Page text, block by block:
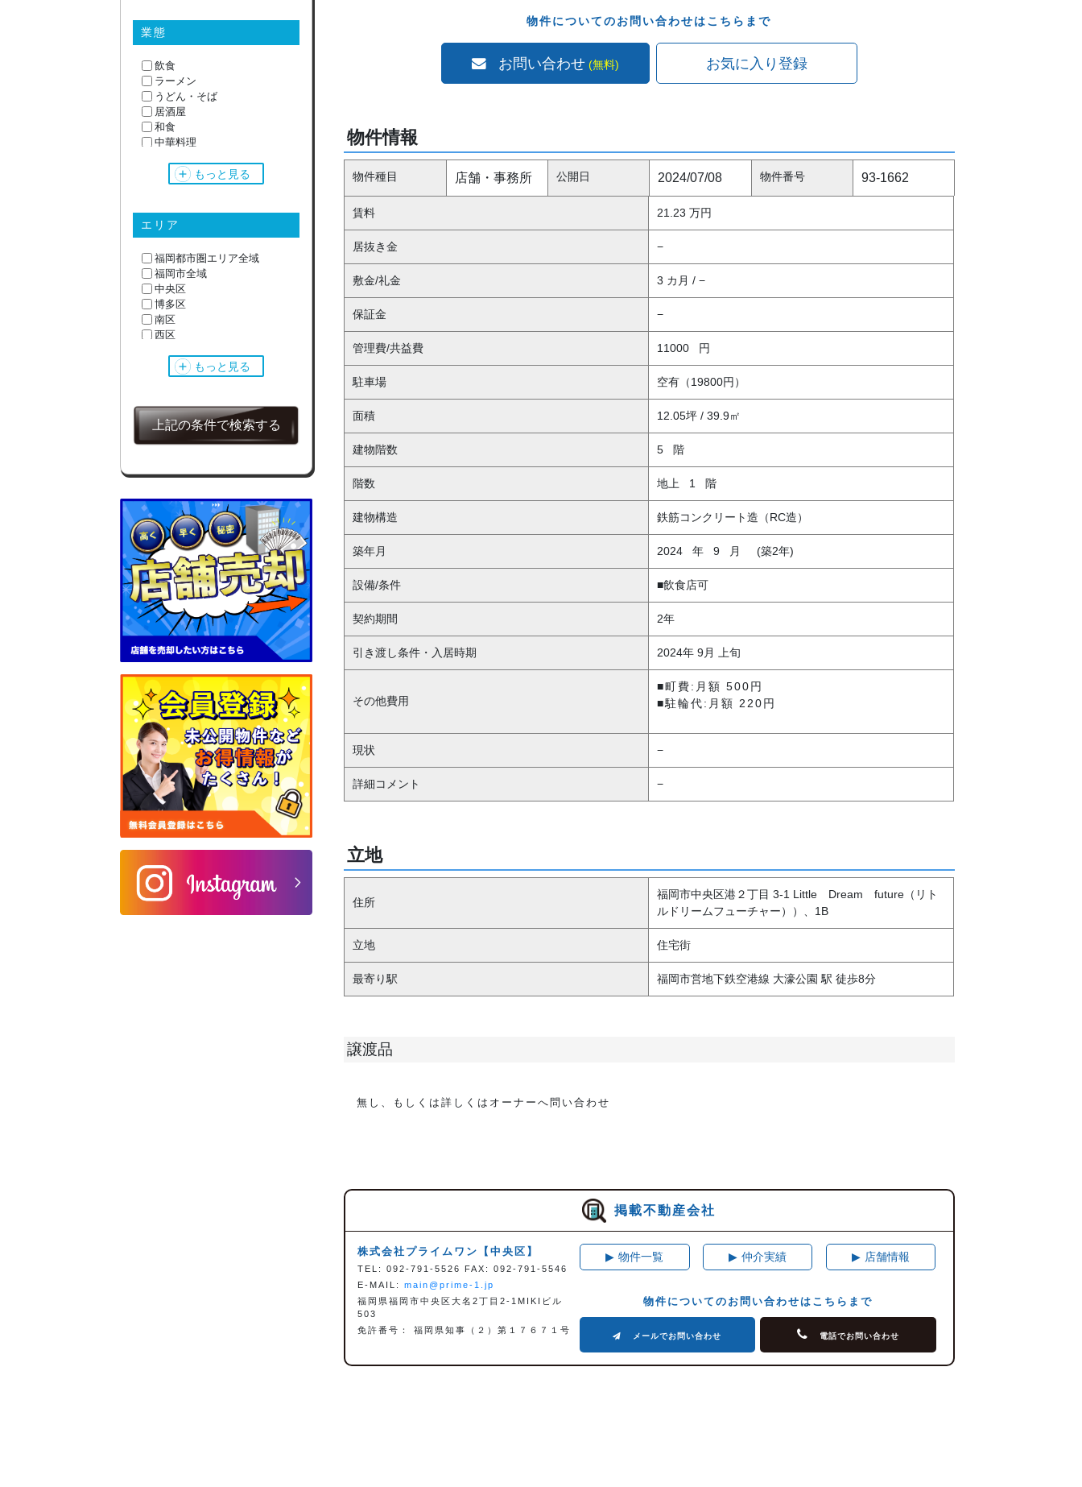
業態
飲食
ラーメン
うどん・そば
居酒屋
和食
中華料理
サロン系
美容室
エステ
クリニック
オフィス・事務所
スケルトン
焼肉
焼鳥
カレー
イタリアン
フレンチ
鉄板焼き
クラブ・スナック
お弁当・惣菜
テイクアウト
サロン
もっと見る
エリア
福岡都市圏エリア全域
福岡市全域
中央区
博多区
南区
西区
城南区
早良区
もっと見る
上記の条件で検索する
物件についてのお問い合わせはこちらまで
お問い合わせ(無料) お気に入り登録
物件情報
物件種目 店舗・事務所 公開日 2024/07/08 物件番号 93-1662
賃料 21.23 万円
居抜き金 −
敷金/礼金 3 カ月 / −
保証金 −
管理費/共益費 11000 円
駐車場 空有（19800円）
面積 12.05坪 / 39.9㎡
建物階数 5 階
階数 地上 1 階
建物構造 鉄筋コンクリート造（RC造）
築年月 2024 年 9 月 (築2年)
設備/条件 ■飲食店可
契約期間 2年
引き渡し条件・入居時期 2024年 9月 上旬
その他費用
■町費:月額 500円
■駐輪代:月額 220円
現状 −
詳細コメント −
立地
住所
福岡市中央区港２丁目 3-1 Little Dream future（リト
ルドリームフューチャー））、1B
立地 住宅街
最寄り駅 福岡市営地下鉄空港線 大濠公園 駅 徒歩8分
譲渡品
無し、もしくは詳しくはオーナーへ問い合わせ
掲載不動産会社
株式会社プライムワン 【中央区】
TEL: 092-791-5526 FAX: 092-791-5546
E-MAIL:main@prime-1.jp
福岡県福岡市中央区大名2丁目2-1MIKIビル
503
免許番号： 福岡県知事（２）第１７６７１号
▶ 物件一覧 ▶ 仲介実績 ▶ 店舗情報
物件についてのお問い合わせはこちらまで
メールでお問い合わせ 電話でお問い合わせ